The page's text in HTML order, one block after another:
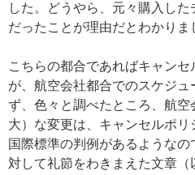
した。どうやら、元々購入し
だったことが理由だとわかりま
こちらの都合であればキャン
が、航空会社都合でのスケジ
ず、色々と調べたところ、航
大）な変更は、キャンセルポリ
国際標準の判例があるような
対して礼節をわきまえた文章